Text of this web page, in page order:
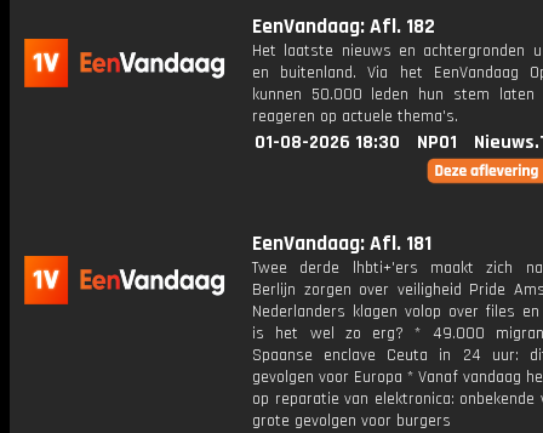
EenVandaag: Afl. 182
Het laatste nieuws en achtergronden
en buitenland. Via het EenVandaag
kunnen 50.000 leden hun stem laten
reageren op actuele thema's.
01-08-2026 18:30 NPO1
EenVandaag: Afl. 181
Twee derde lhbti+'ers maakt zich
Berlijn zorgen over veiligheid Pride
Nederlanders klagen volop over files
is het wel zo erg? * 49.000
Spaanse enclave Ceuta in 24 uur:
gevolgen voor Europa * Vanaf vandaag
op reparatie van elektronica:
grote gevolgen voor burgers